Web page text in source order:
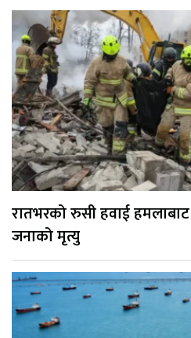
रातभरको रुसी हवाई हमलाबाट
जनाको मृत्यु